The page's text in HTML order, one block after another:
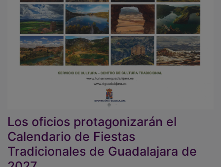
Los oficios protagonizarán el
Calendario de Fiestas
Tradicionales de Guadalajara de
2027